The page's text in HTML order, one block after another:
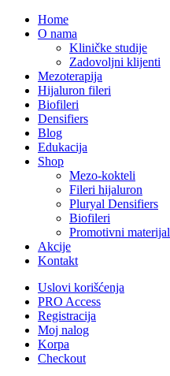
Home
O nama
Kliničke studije
Zadovoljni klijenti
Mezoterapija
Hijaluron fileri
Biofileri
Densifiers
Blog
Edukacija
Shop
Mezo-kokteli
Fileri hijaluron
Pluryal Densifiers
Biofileri
Promotivni materijal
Akcije
Kontakt
Uslovi korišćenja
PRO Access
Registracija
Moj nalog
Korpa
Checkout